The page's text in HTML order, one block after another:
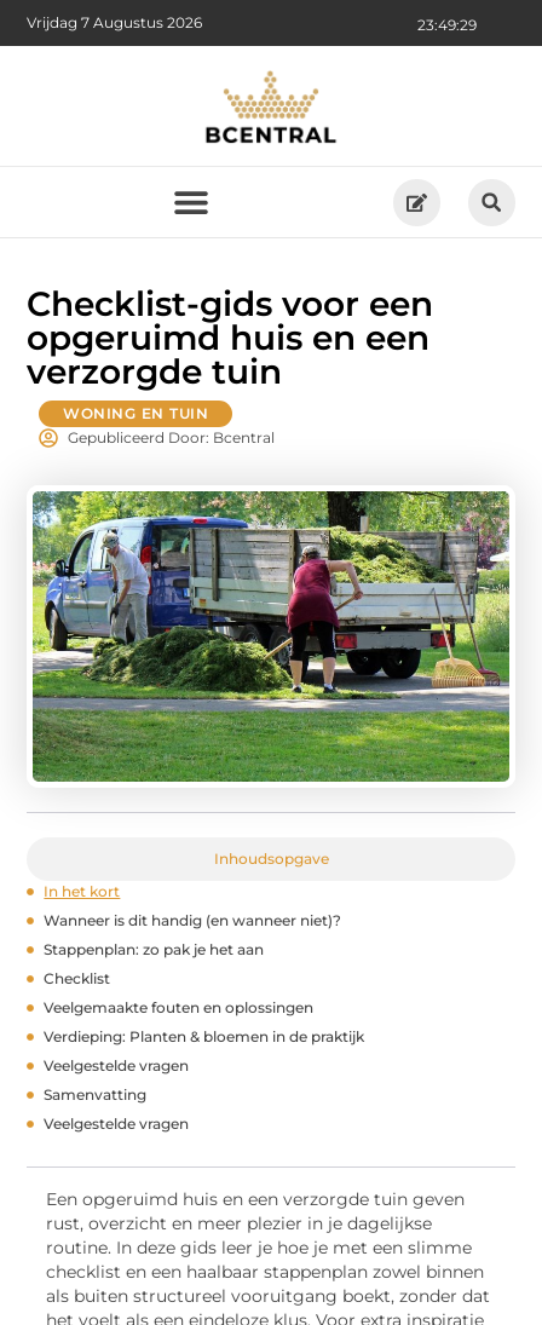
23:49:31
Vrijdag 7 Augustus 2026
Checklist-gids voor een
opgeruimd huis en een
verzorgde tuin
WONING EN TUIN
Gepubliceerd Door: Bcentral
Inhoudsopgave
In het kort
Wanneer is dit handig (en wanneer niet)?
Stappenplan: zo pak je het aan
Checklist
Veelgemaakte fouten en oplossingen
Verdieping: Planten & bloemen in de praktijk
Veelgestelde vragen
Samenvatting
Veelgestelde vragen
Een opgeruimd huis en een verzorgde tuin geven
rust, overzicht en meer plezier in je dagelijkse
routine. In deze gids leer je hoe je met een slimme
checklist en een haalbaar stappenplan zowel binnen
als buiten structureel vooruitgang boekt, zonder dat
het voelt als een eindeloze klus. Voor extra inspiratie